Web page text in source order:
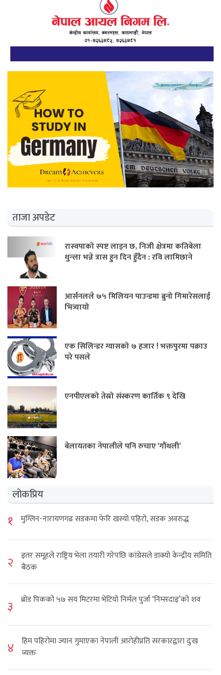
ताजा अपडेट
रास्वपाको स्पष्ट लाइन छ, निजी क्षेत्रमा कतिबेला
थुन्ला भन्ने त्रास हुन दिन हुँदैन : रवि लामिछाने
आर्सनलले ७५ मिलियन पाउन्डमा ब्रुनो गिमारेसलाई
भित्र्यायो
एक सिलिन्डर ग्यासको ७ हजार ! भक्तपुरमा पक्राउ
परे पसले
एनपीएलको तेस्रो संस्करण कार्तिक ९ देखि
बेलायतका नेपालीले पनि रुचाए ‘गौंथली’
लोकप्रिय
१ मुग्लिन-नारायणगढ सडकमा फेरि खस्यो पहिरो, सडक अवरुद्ध
२
इतर समूहले राष्ट्रिय भेला तयारी गरेपछि कांग्रेसले डाक्यो केन्द्रीय समिति
बैठक
३ ब्रोड पिकको ५७ सय मिटरमा भेटियो निर्मल पुर्जा ‘निम्सदाइ’को शव
४
हिम पहिरोमा ज्यान गुमाएका नेपाली आरोहीप्रति सरकारद्वारा दुःख
व्यक्त